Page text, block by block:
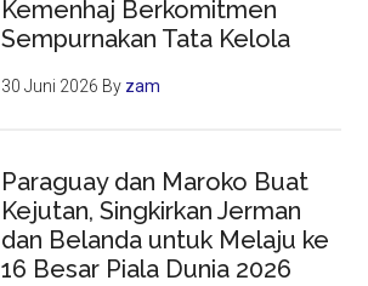
Kemenhaj Berkomitmen
Sempurnakan Tata Kelola
30 Juni 2026 By zam
Paraguay dan Maroko Buat
Kejutan, Singkirkan Jerman
dan Belanda untuk Melaju ke
16 Besar Piala Dunia 2026